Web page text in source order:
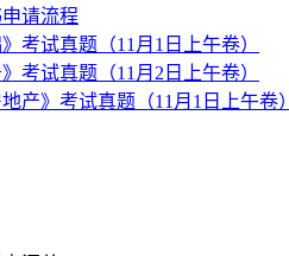
请流程
考试真题（11月1日上午卷）
考试真题（11月2日上午卷）
产》考试真题（11月1日上午卷）